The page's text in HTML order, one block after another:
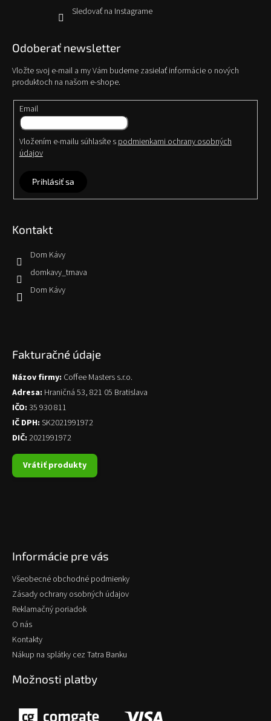
Sledovať na Instagrame
Odoberať newsletter
Vložte svoj e-mail a my Vám budeme zasielať informácie o nových
produktoch na našom e-shope.
Email
Vložením e-mailu súhlasíte s podmienkami ochrany osobných
údajov
Prihlásiť sa
Kontakt
Dom Kávy
domkavy_trnava
Dom Kávy
Fakturačné údaje
Názov firmy: Coffee Masters s.r.o.
Adresa: Hraničná 53, 821 05 Bratislava
IČO: 35 930 811
IČ DPH: SK2021991972
DIČ: 2021991972
Vrátiť produkty
Informácie pre vás
Všeobecné obchodné podmienky
Zásady ochrany osobných údajov
Reklamačný poriadok
O nás
Kontakty
Nákup na splátky cez Tatra Banku
Možnosti platby